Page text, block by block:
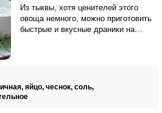
Из тыквы, хотя ценителей этого
овоща немного, можно приготовить
быстрые и вкусные драники на
из картофеля, особенно для диеты
или ПП.
яйцо, чеснок, соль,